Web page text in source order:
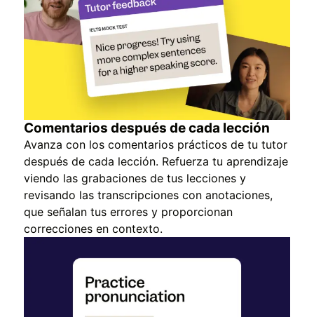
Comentarios después de cada lección
Avanza con los comentarios prácticos de tu tutor
después de cada lección. Refuerza tu aprendizaje
viendo las grabaciones de tus lecciones y
revisando las transcripciones con anotaciones,
que señalan tus errores y proporcionan
correcciones en contexto.